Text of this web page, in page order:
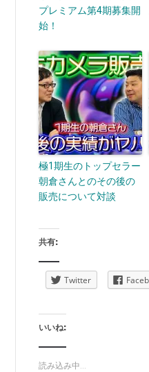
プレミアム第4期募集開
始！
極1期生のトップセラー
朝倉さんとのその後の
販売について対談
共有:
Twitter
いいね:
読み込み中...